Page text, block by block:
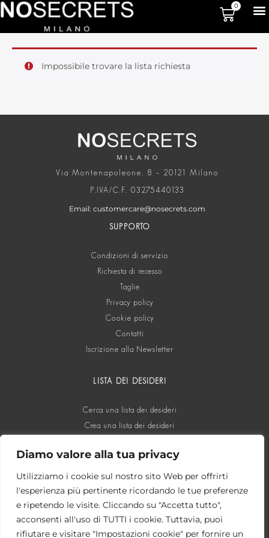
Diamo valore alla tua privacy
Utilizziamo i cookie sul nostro sito Web per offrirti
l'esperienza più pertinente ricordando le tue preferenze
e ripetendo le visite. Cliccando su "Accetta tutto",
acconsenti all'uso di TUTTI i cookie. Tuttavia, puoi
rifiutare e visitare "Impostazioni cookie" per fornire un
0
Impossibile trovare la lista richiesta
Via Montenapoleone, 8 – 20121 Milano
P.IVA/C.F. 03275440133
Email: customercare@nosecrets.com
SUPPORTO
Condizioni di servizio
Richiesta di recesso
Taglie
Privacy policy
Cookie policy
Contatti
Iscrizione alla Newsletter
LISTA DEI DESIDERI
Cerca una lista dei desideri
Crea una lista dei desideri
SOCIAL